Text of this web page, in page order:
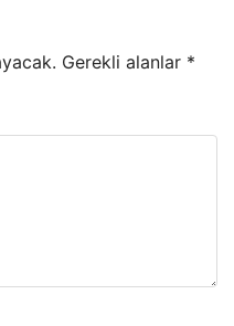
Gerekli alanlar *